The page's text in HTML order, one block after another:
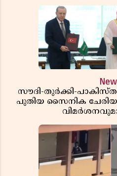
സൗദി-തുർക്കി-
പുതിയ സൈനിക